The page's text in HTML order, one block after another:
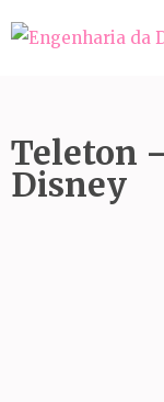
para
(Pressione
Enter)
Teleton
Disney